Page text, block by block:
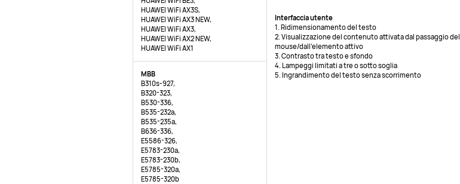
HUAWEI WiFi AX3S,
HUAWEI WiFi AX3 NEW,
HUAWEI WiFi AX3,
HUAWEI WiFi AX2 NEW,
HUAWEI WiFi AX1
Interfaccia utente
1. Ridimensionamento del testo
2. Visualizzazione del contenuto attivata dal passaggio del
mouse/dall'elemento attivo
3. Contrasto tra testo e sfondo
4. Lampeggi limitati a tre o sotto soglia
5. Ingrandimento del testo senza scorrimento
MBB
B310s-927,
B320-323,
B530-336,
B535-232a,
B535-235a,
B636-336,
E5586-326,
E5783-230a,
E5783-230b,
E5785-320a,
E5785-320b